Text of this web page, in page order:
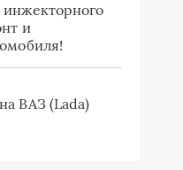
и
ВАЗ (Lada)